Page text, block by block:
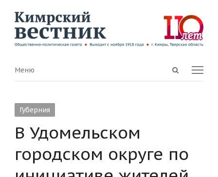
Open
Menu
Меню
Губерния
В Удомельском
городском округе по